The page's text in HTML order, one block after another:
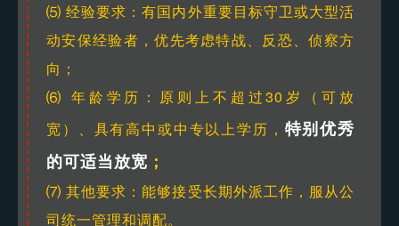
⑸ 经验要求：有国内外重要目标守卫或大型活
动安保经验者，优先考虑特战、反恐、侦察方
向；
⑹ 年龄学历：原则上不超过30岁（可放
宽）、具有高中或中专以上学历， 特别优秀
的可适当放宽 ；
⑺ 其他要求：能够接受长期外派工作，服从公
司统一管理和调配。